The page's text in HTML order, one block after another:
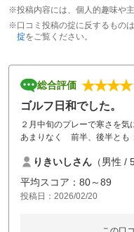
※投稿内容には、個人的趣味や
※口コミ投稿の掟に反するもの
掟をご覧ください。
総合評価
ゴルフ日和でした。
２月中旬のプレーで寒さを
あまりなく 前半、後半と
りきいしさん （男性 /
平均スコア：80～89
投稿日：2026/02/20